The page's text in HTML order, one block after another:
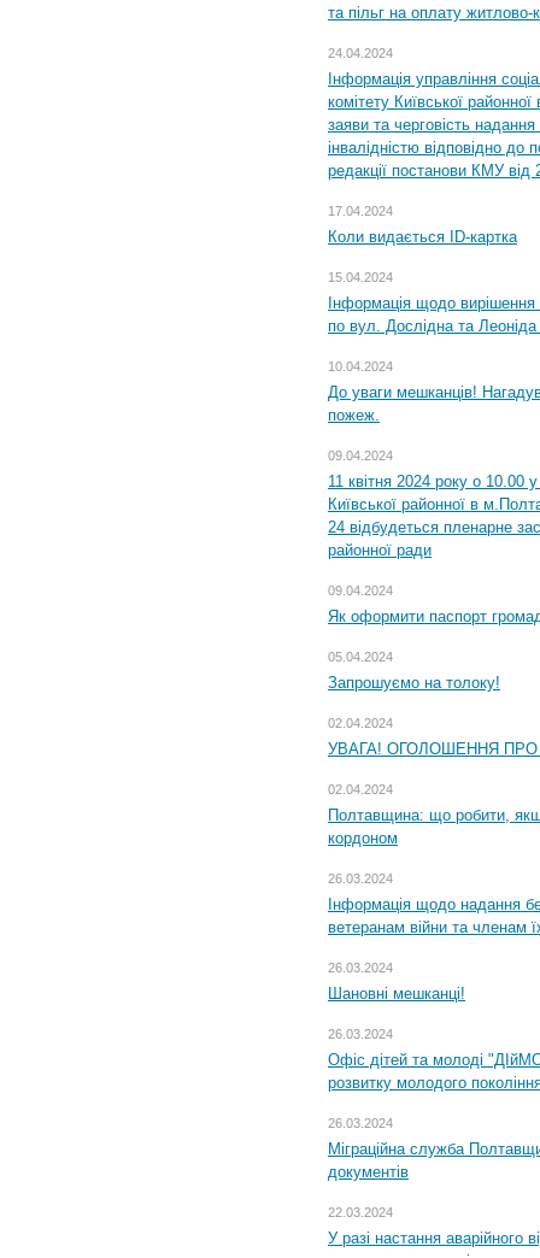
та пільг на оплату
24.04.2024
Інформація управління
комітету Київської
заяви та черговість надання
інвалідністю відповідно
редакції постанови КМУ
17.04.2024
Коли видається ID-картка
15.04.2024
Інформація щодо
по вул. Дослідна та Леоніда
10.04.2024
До уваги мешканців!
пожеж.
09.04.2024
11 квітня 2024 року о 10.00
Київської районної в
24 відбудеться пленарне
районної ради
09.04.2024
Як оформити паспорт
05.04.2024
Запрошуємо на толоку!
02.04.2024
УВАГА! ОГОЛОШЕННЯ
02.04.2024
Полтавщина: що робити,
кордоном
26.03.2024
Інформація щодо надання
ветеранам війни та членам
26.03.2024
Шановні мешканці!
26.03.2024
Офіс дітей та молоді
розвитку молодого
26.03.2024
Міграційна служба
документів
22.03.2024
У разі настання аварійного